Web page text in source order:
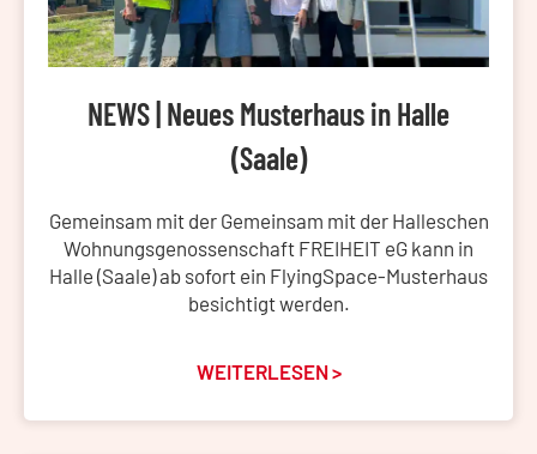
NEWS | Neues Musterhaus in Halle
(Saale)
Gemeinsam mit der Gemeinsam mit der Halleschen
Wohnungsgenossenschaft FREIHEIT eG kann in
Halle (Saale) ab sofort ein FlyingSpace-Musterhaus
besichtigt werden.
WEITERLESEN >